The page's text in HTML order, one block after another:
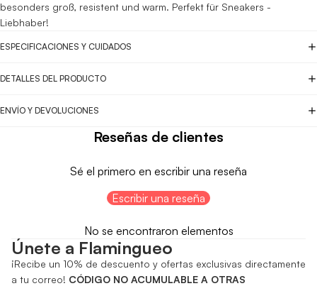
besonders groß, resistent und warm. Perfekt für Sneakers -
Liebhaber!
ESPECIFICACIONES Y CUIDADOS
DETALLES DEL PRODUCTO
ENVÍO Y DEVOLUCIONES
Reseñas de clientes
Sé el primero en escribir una reseña
Escribir una reseña
No se encontraron elementos
Únete a Flamingueo
¡Recibe un 10% de descuento y ofertas exclusivas directamente
a tu correo! CÓDIGO NO ACUMULABLE A OTRAS